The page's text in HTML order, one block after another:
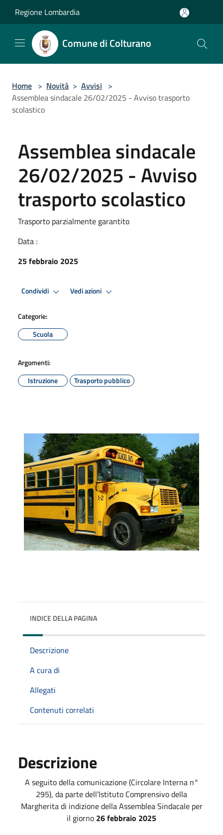
Regione Lombardia
Comune di Colturano
Home > Novità > Avvisi >
Assemblea sindacale 26/02/2025 - Avviso trasporto
scolastico
Assemblea sindacale
26/02/2025 - Avviso
trasporto scolastico
Trasporto parzialmente garantito
Data :
25 febbraio 2025
Condividi Vedi azioni
Categorie:
Scuola
Argomenti:
Istruzione
Trasporto pubblico
INDICE DELLA PAGINA
Descrizione
A cura di
Allegati
Contenuti correlati
Descrizione
A seguito della comunicazione (Circolare Interna n°
295), da parte dell’Istituto Comprensivo della
Margherita di indizione della Assemblea Sindacale per
il giorno 26 febbraio 2025